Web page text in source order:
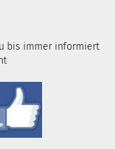
bis immer informiert